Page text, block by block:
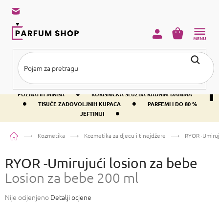
sadržaj
BESPLATNA DOSTAVA IZNAD PRIBLIŽNO 37 € •
400+ SVJETSKI
POZNATIH MIRISA
• KORISNIČKA SLUŽBA RADNIM DANIMA
• TISUĆE ZADOVOLJNIH KUPACA •
PARFEMI I DO 80 %
JEFTINIJI
•
KOŠARICA
PočetnaKozmetika Kozmetika za djecu i tinejdžere RYOR -
RYOR -Umirujući losion za bebe
Losion za bebe 200 ml
Prosječna
Nije ocijenjeno Detalji ocjene